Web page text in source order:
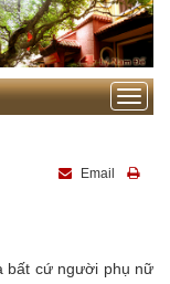
Toggle
Email
bất cứ người phụ nữ